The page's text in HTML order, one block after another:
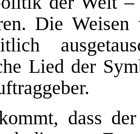
Die
Lied der
dass